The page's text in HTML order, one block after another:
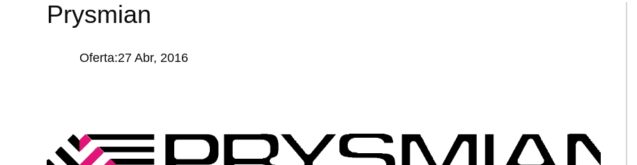
Prysmian
Oferta:27 Abr, 2016